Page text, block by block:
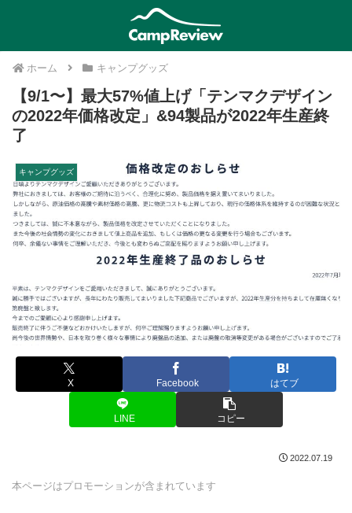
ホーム キャンプグッズ
【9/1〜】最大57%値上げ「テンマクデザイン
の2022年価格改定」&94製品が2022年生産終
了
キャンプグッズ
X Facebook はてブ
LINE コピー
2022.07.19
本ページはプロモーションが含まれています